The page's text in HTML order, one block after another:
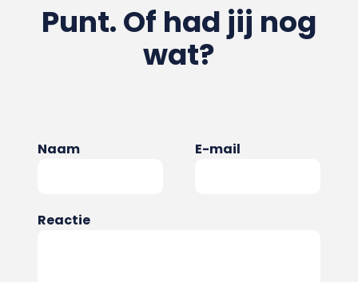
Punt. Of had jij nog
wat?
Naam E-mail
Reactie